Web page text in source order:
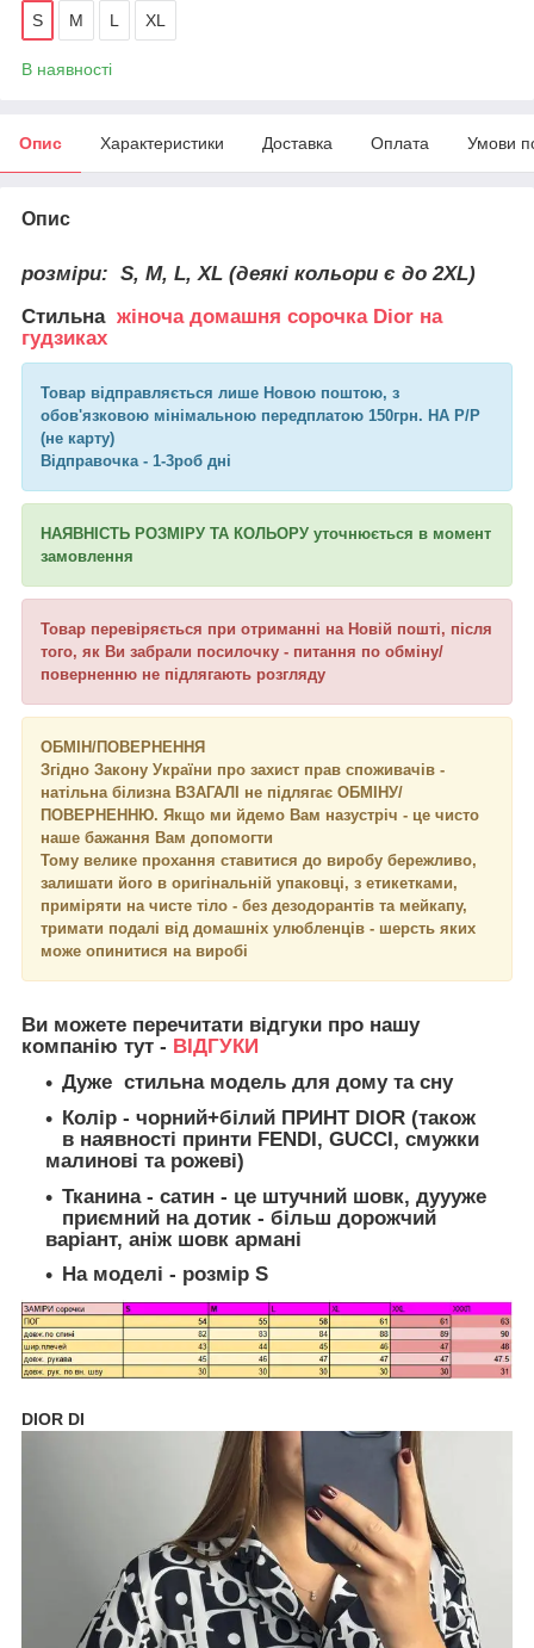
S M L XL
В наявності
Опис Характеристики Доставка Оплата Умови
Опис
розміри: S, M, L, XL (деякі кольори є до 2XL)
Стильна жіноча домашня сорочка Dior на
гудзиках
Товар відправляється лише Новою поштою, з
обов'язковою мінімальною передплатою 150грн. НА Р/Р
(не карту)
Відправочка - 1-3роб дні
НАЯВНІСТЬ РОЗМІРУ ТА КОЛЬОРУ уточнюється в момент
замовлення
Товар перевіряється при отриманні на Новій пошті, після
того, як Ви забрали посилочку - питання по обміну/
поверненню не підлягають розгляду
ОБМІН/ПОВЕРНЕННЯ
Згідно Закону України про захист прав споживачів -
натільна білизна ВЗАГАЛІ не підлягає ОБМІНУ/
ПОВЕРНЕННЮ. Якщо ми йдемо Вам назустріч - це чисто
наше бажання Вам допомогти
Тому велике прохання ставитися до виробу бережливо,
залишати його в оригінальній упаковці, з етикетками,
приміряти на чисте тіло - без дезодорантів та мейкапу,
тримати подалі від домашніх улюбленців - шерсть яких
може опинитися на виробі
Ви можете перечитати відгуки про нашу
компанію тут - ВІДГУКИ
Дуже стильна модель для дому та сну
Колір - чорний+білий ПРИНТ DIOR (також
в наявності принти FENDI, GUCCI, смужки
малинові та рожеві)
Тканина- сатин - це штучний шовк, дуууже
приємний на дотик - більш дорожчий
варіант, аніж шовк армані
На моделі - розмір S
DIOR DI